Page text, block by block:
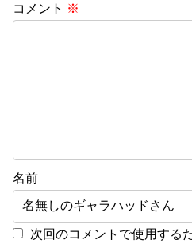
コメント ※
名前
次回のコメントで使用する